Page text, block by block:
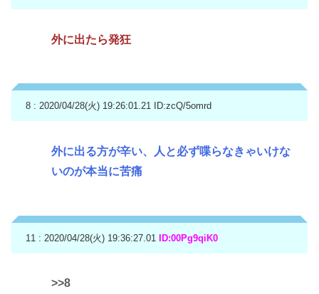
外に出たら発狂
8 : 2020/04/28(火) 19:26:01.21 ID:zcQ/5omrd
外に出る方が辛い、人と必ず喋らなきゃいけな
いのが本当に苦痛
11 : 2020/04/28(火) 19:36:27.01 ID:00Pg9qiK0
>>8